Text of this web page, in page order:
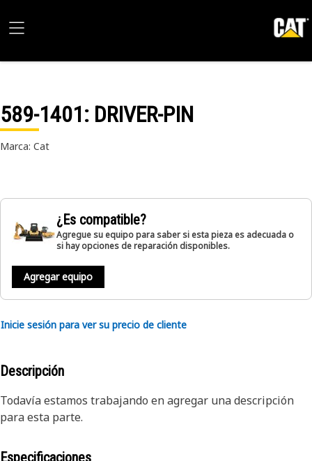
589-1401: DRIVER-PIN
Marca: Cat
¿Es compatible?
Agregue su equipo para saber si esta pieza es adecuada o
si hay opciones de reparación disponibles.
Agregar equipo
Inicie sesión para ver su precio de cliente
Descripción
Todavía estamos trabajando en agregar una descripción
para esta parte.
Especificaciones